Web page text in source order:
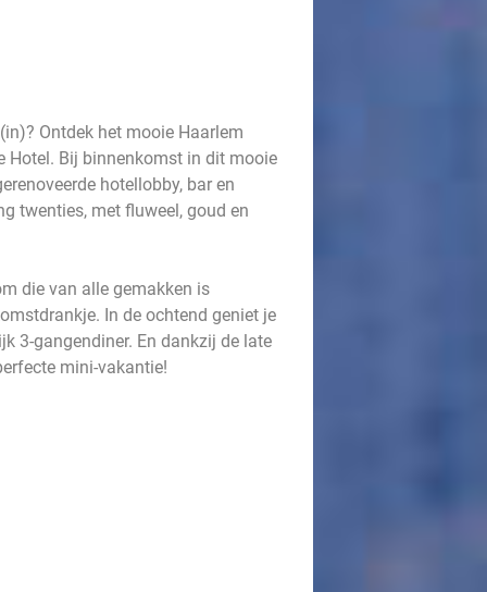
Ontdek het mooie Haarlem
Hotel. Bij binnenkomst in dit mooie
hotellobby, bar en
twenties, met fluweel, goud en
die van alle gemakken is
In de ochtend geniet je
3-gangendiner. En dankzij de late
mini-vakantie!